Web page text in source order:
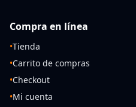
Compra en línea
•Tienda
•Carrito de compras
•Checkout
•Mi cuenta